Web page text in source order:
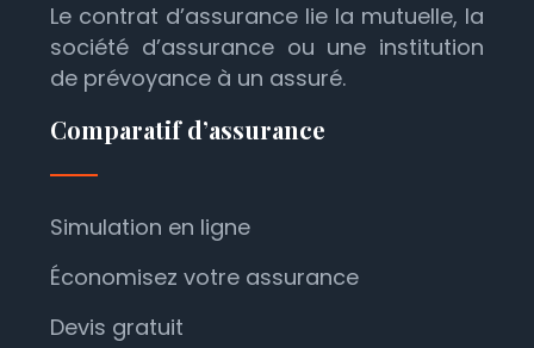
Le contrat d’assurance lie la mutuelle, la
société d’assurance ou une institution
de prévoyance à un assuré.
Comparatif d’assurance
Simulation en ligne
Économisez votre assurance
Devis gratuit